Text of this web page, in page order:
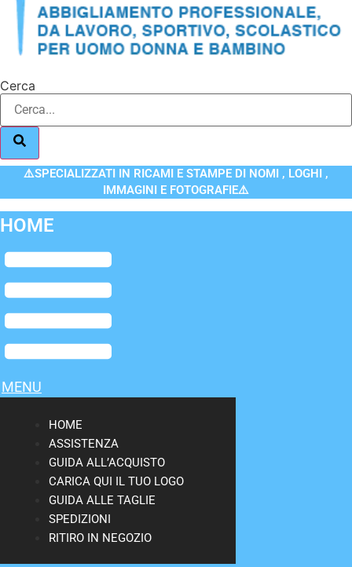
Cerca
⚠️SPECIALIZZATI IN RICAMI E STAMPE DI NOMI , LOGHI ,
IMMAGINI E FOTOGRAFIE⚠️
HOME
Flyout
Menu
MENU
HOME
ASSISTENZA
GUIDA ALL’ACQUISTO
CARICA QUI IL TUO LOGO
GUIDA ALLE TAGLIE
SPEDIZIONI
RITIRO IN NEGOZIO